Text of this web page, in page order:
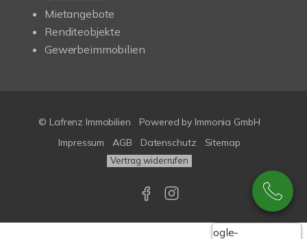
Mietangebote
Renditeobjekte
Gewerbeimmobilien
© Lafrenz Immobilien Powered by Immonia GmbH
Impressum
AGB Datenschutz Sitemap
Vertrag widerrufen
Google-